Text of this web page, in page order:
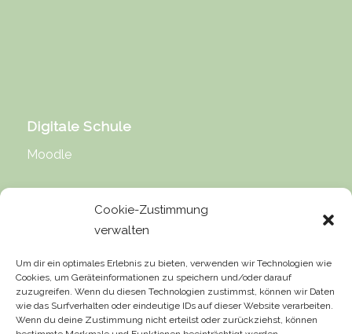
Cookie-Zustimmung
verwalten
Um dir ein optimales Erlebnis zu bieten, verwenden wir Technologien wie
Cookies, um Geräteinformationen zu speichern und/oder darauf
zuzugreifen. Wenn du diesen Technologien zustimmst, können wir Daten
wie das Surfverhalten oder eindeutige IDs auf dieser Website verarbeiten.
Wenn du deine Zustimmung nicht erteilst oder zurückziehst, können
Digitale Schule
Moodle
Rechtliche Hinweise
Impressum
Datenschutz